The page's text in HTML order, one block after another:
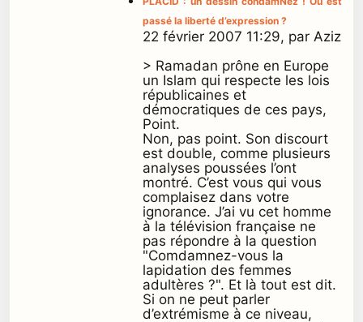
passé la liberté d’expression ?
22 février 2007 11:29, par Aziz
> Ramadan prône en Europe
un Islam qui respecte les lois
républicaines et
démocratiques de ces pays,
Point.
Non, pas point. Son discourt
est double, comme plusieurs
analyses poussées l’ont
montré. C’est vous qui vous
complaisez dans votre
ignorance. J’ai vu cet homme
à la télévision française ne
pas répondre à la question
"Comdamnez-vous la
lapidation des femmes
adultères ?". Et là tout est dit.
Si on ne peut parler
d’extrémisme à ce niveau,